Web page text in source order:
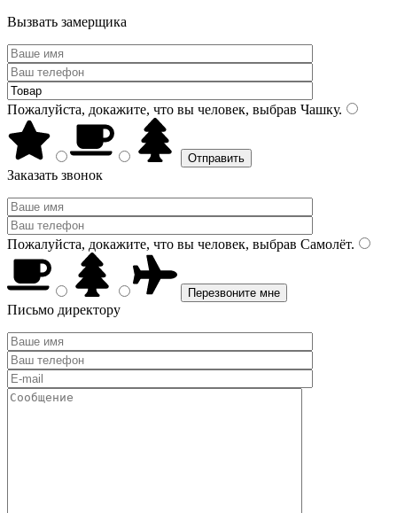
Вызвать замерщика
Пожалуйста, докажите, что вы человек, выбрав Чашку.
Заказать звонок
Пожалуйста, докажите, что вы человек, выбрав Самолёт.
Письмо директору